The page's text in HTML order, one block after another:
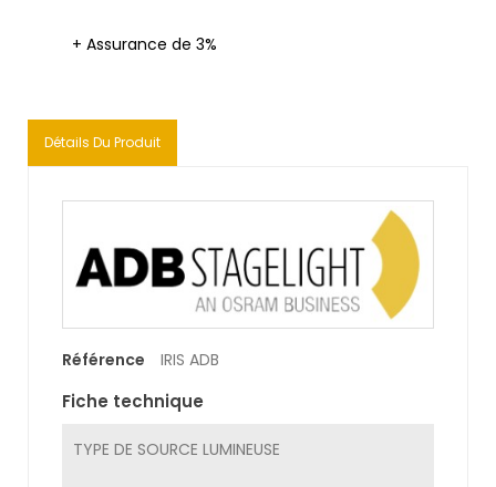
+ Assurance de 3%
Détails Du Produit
Référence IRIS ADB
Fiche technique
TYPE DE SOURCE LUMINEUSE